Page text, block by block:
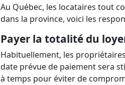
Au Québec, les locataires tout
dans la province, voici les
Payer la totalité du
Habituellement, les
date prévue de paiement sera
à temps pour éviter de